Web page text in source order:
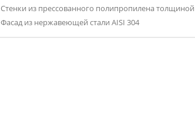
Стенки из прессованного полипропилена
Фасад из нержавеющей стали AISI 304